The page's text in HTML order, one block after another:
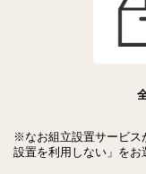
※なお組立設置サービス
設置を利用しない」をお